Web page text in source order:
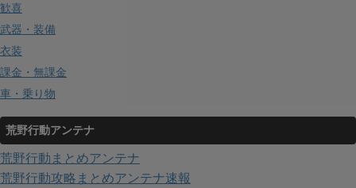
歓喜
武器・装備
衣装
課金・無課金
車・乗り物
荒野行動アンテナ
荒野行動まとめアンテナ
荒野行動攻略まとめアンテナ速報